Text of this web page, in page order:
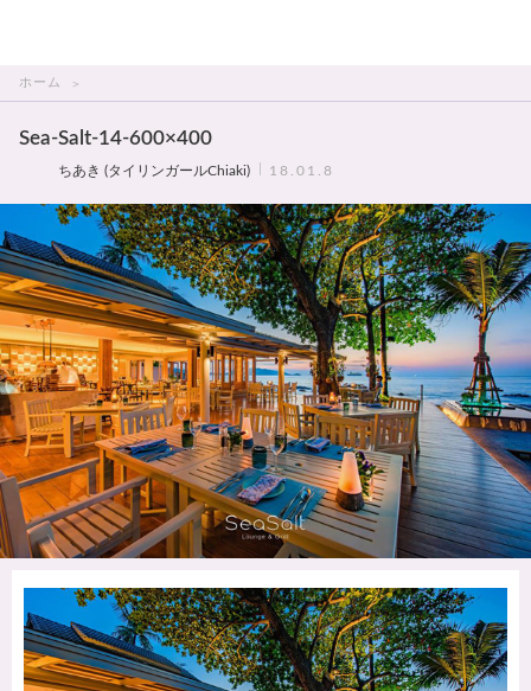
ホーム
Sea-Salt-14-600×400
ちあき (タイリンガールChiaki) 18.01.8